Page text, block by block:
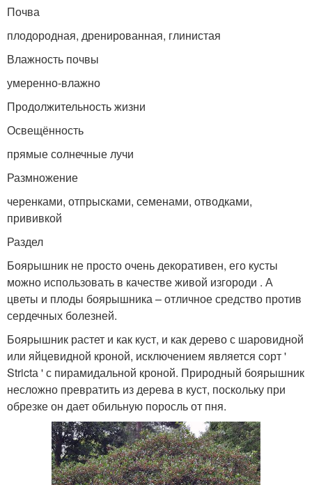
Почва
плодородная, дренированная, глинистая
Влажность почвы
умеренно-влажно
Продолжительность жизни
Освещённость
прямые солнечные лучи
Размножение
черенками, отпрысками, семенами, отводками,
прививкой
Раздел
Боярышник не просто очень декоративен, его кусты
можно использовать в качестве живой изгороди . А
цветы и плоды боярышника – отличное средство против
сердечных болезней.
Боярышник растет и как куст, и как дерево с шаровидной
или яйцевидной кроной, исключением является сорт '
Strictа ' с пирамидальной кроной. Природный боярышник
несложно превратить из дерева в куст, поскольку при
обрезке он дает обильную поросль от пня.